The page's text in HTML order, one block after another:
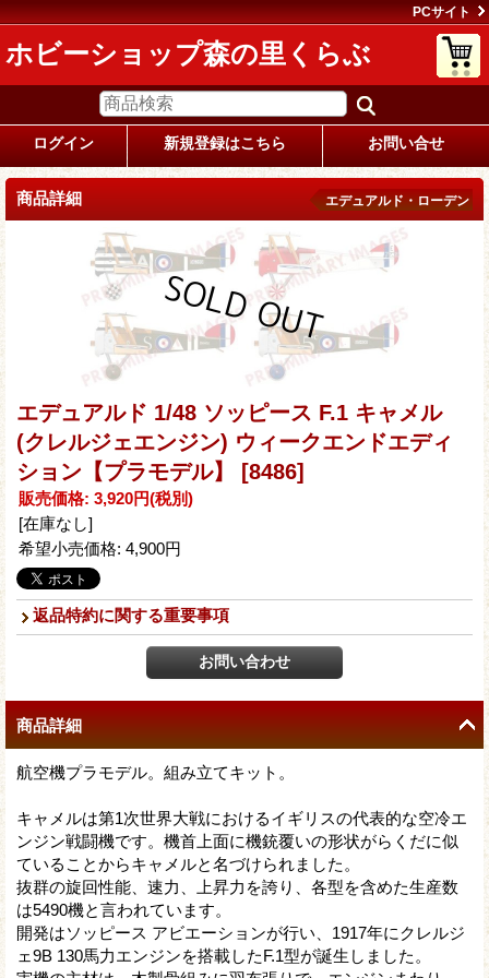
PCサイト
ホビーショップ森の里くらぶ
ログイン 新規登録はこちら お問い合せ
商品詳細 エデュアルド・ローデン
エデュアルド 1/48 ソッピース F.1 キャメル
(クレルジェエンジン) ウィークエンドエディ
ション【プラモデル】 [8486]
販売価格: 3,920円(税別)
[在庫なし]
希望小売価格: 4,900円
返品特約に関する重要事項
商品詳細
航空機プラモデル。組み立てキット。
キャメルは第1次世界大戦におけるイギリスの代表的な空冷エ
ンジン戦闘機です。機首上面に機銃覆いの形状がらくだに似
ていることからキャメルと名づけられました。
抜群の旋回性能、速力、上昇力を誇り、各型を含めた生産数
は5490機と言われています。
開発はソッピース アビエーションが行い、1917年にクレルジ
ェ9B 130馬力エンジンを搭載したF.1型が誕生しました。